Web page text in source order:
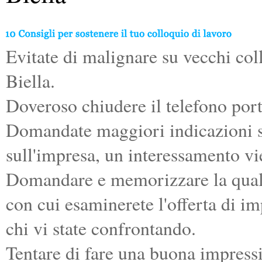
Evitate di malignare su vecchi
Biella.
Doveroso chiudere il telefono
Domandate maggiori indicazioni
sull'impresa, un interessamento
Domandare e memorizzare la
con cui esaminerete l'offerta di
chi vi state confrontando.
Tentare di fare una buona